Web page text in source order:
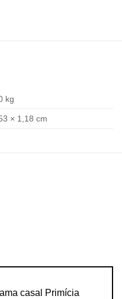
kg
× 1,18 cm
casal Primícia